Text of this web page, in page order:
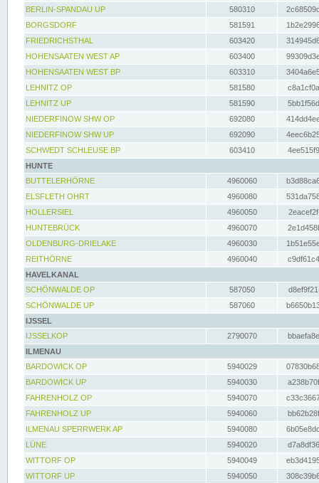
BERLIN-SPANDAU UP
580310
BORGSDORF
581591
FRIEDRICHSTHAL
603420
HOHENSAATEN WEST AP
603400
HOHENSAATEN WEST BP
603310
LEHNITZ OP
581580
LEHNITZ UP
581590
NIEDERFINOW SHW OP
692080
NIEDERFINOW SHW UP
692090
SCHWEDT SCHLEUSE BP
603410
HUNTE
BUTTELERHÖRNE
4960060
ELSFLETH OHRT
4960080
HOLLERSIEL
4960050
HUNTEBRÜCK
4960070
OLDENBURG-DRIELAKE
4960030
REITHÖRNE
4960040
HAVELKANAL
SCHÖNWALDE OP
587050
SCHÖNWALDE UP
587060
IJSSEL
IJSSELKOP
2790070
ILMENAU
BARDOWICK OP
5940029
BARDOWICK UP
5940030
FAHRENHOLZ OP
5940070
FAHRENHOLZ UP
5940060
ILMENAU SPERRWERK AP
5940080
LÜNE
5940020
WITTORF OP
5940049
WITTORF UP
5940050